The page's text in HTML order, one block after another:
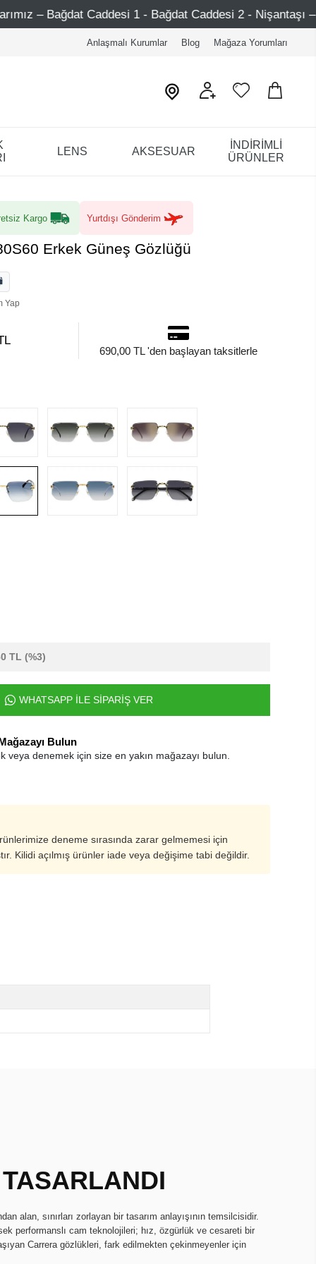
1 - Bağdat Caddesi 2 - Nişantaşı – Etiler – Ataşehir
Anlaşmalı Kurumlar Blog Mağaza Yorumları
LENS AKSESUAR
İNDİRİMLİ
ÜRÜNLER
Kargo Yurtdışı Gönderim
Erkek Güneş Gözlüğü
Yap
690,00 TL 'den başlayan taksitlerle
TL (%3)
WHATSAPP İLE SİPARİŞ VER
Bulun
veya denemek için size en yakın mağazayı bulun.
deneme sırasında zarar gelmemesi için
Kilidi açılmış ürünler iade veya değişime tabi değildir.
alan, sınırları zorlayan bir tasarım anlayışının temsilcisidir.
performanslı cam teknolojileri; hız, özgürlük ve cesareti bir
Carrera gözlükleri, fark edilmekten çekinmeyenler için